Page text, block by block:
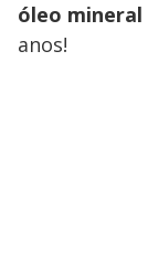
óleo mineral
anos!